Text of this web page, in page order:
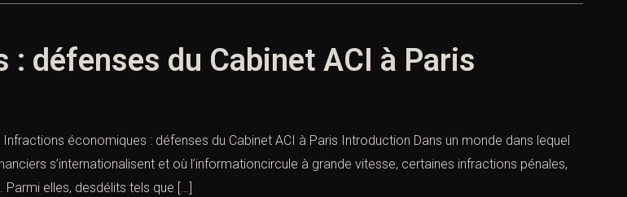
défenses du Cabinet ACI à Paris
économiques : défenses du Cabinet ACI à Paris Introduction Dans un monde dans lequel
s’internationalisent et où l’informationcircule à grande vitesse, certaines infractions pénales,
elles, desdélits tels que […]